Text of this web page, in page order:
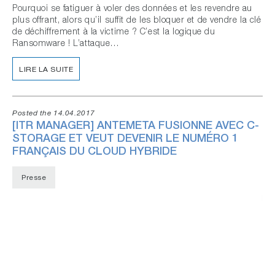
Pourquoi se fatiguer à voler des données et les revendre au
plus offrant, alors qu’il suffit de les bloquer et de vendre la clé
de déchiffrement à la victime ? C’est la logique du
Ransomware ! L’attaque…
LIRE LA SUITE
Posted the 14.04.2017
[ITR MANAGER] ANTEMETA FUSIONNE AVEC C-
STORAGE ET VEUT DEVENIR LE NUMÉRO 1
FRANÇAIS DU CLOUD HYBRIDE
Presse